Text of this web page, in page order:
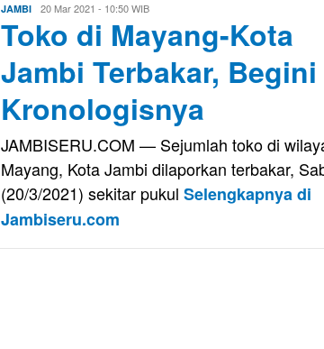
JAMBI Eri
Saputra
20 Mar 2021 - 10:50 WIB
Toko di Mayang-Kota
Jambi Terbakar, Begini
Kronologisnya
JAMBISERU.COM — Sejumlah toko di
Mayang, Kota Jambi dilaporkan terbakar,
(20/3/2021) sekitar pukul Selengkapnya di
Jambiseru.com